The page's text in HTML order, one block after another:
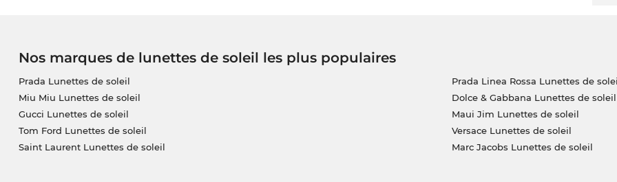
Nos marques de lunettes de soleil les plus populaires
Prada Lunettes de soleil
Miu Miu Lunettes de soleil
Gucci Lunettes de soleil
Tom Ford Lunettes de soleil
Saint Laurent Lunettes de soleil
Prada Linea Rossa Lunettes de
Dolce & Gabbana Lunettes de soleil
Maui Jim Lunettes de soleil
Versace Lunettes de soleil
Marc Jacobs Lunettes de soleil